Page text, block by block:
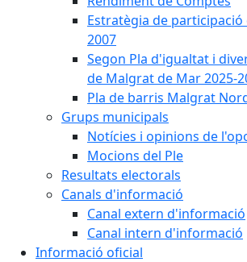
Estratègia de participació
2007
Segon Pla d'igualtat i
de Malgrat de Mar 2025-
Pla de barris Malgrat
Grups municipals
Notícies i opinions de
Mocions del Ple
Resultats electorals
Canals d'informació
Canal extern d'informació
Canal intern d'informació
Informació oficial